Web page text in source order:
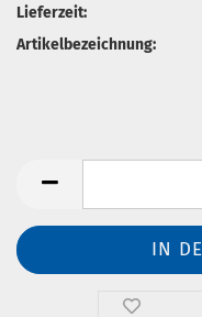
Lieferzeit:
Artikelbezeichnung: